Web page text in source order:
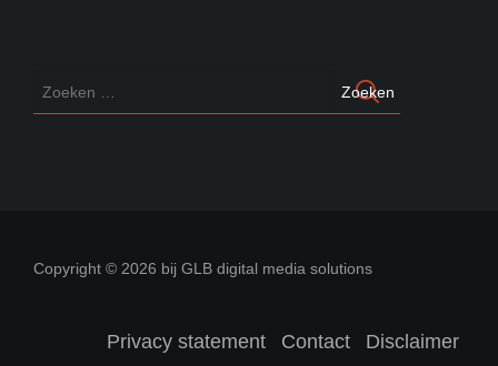
Copyright © 2026 bij GLB digital media solutions
Privacy statement Contact Disclaimer